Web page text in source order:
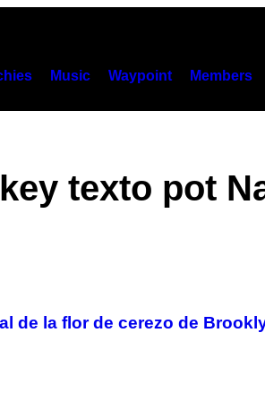
Music Waypoint Members
texto pot
de la flor de cerezo de